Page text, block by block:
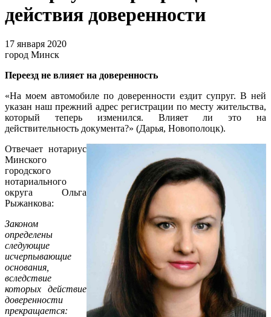
действия доверенности
17 января 2020
город Минск
Переезд не влияет на доверенность
«На моем автомобиле по доверенности ездит супруг. В ней
указан наш прежний адрес регистрации по месту жительства,
который теперь изменился. Влияет ли это на
действительность документа?» (Дарья, Новополоцк).
Отвечает нотариус
Минского
городского
нотариального
округа Ольга
Рыжанкова:
Законом
определены
следующие
исчерпывающие
основания,
вследствие
которых действие
доверенности
прекращается: